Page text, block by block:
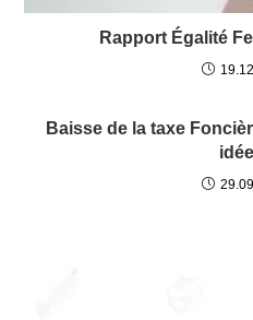
Rapport Égalité
Baisse de la taxe